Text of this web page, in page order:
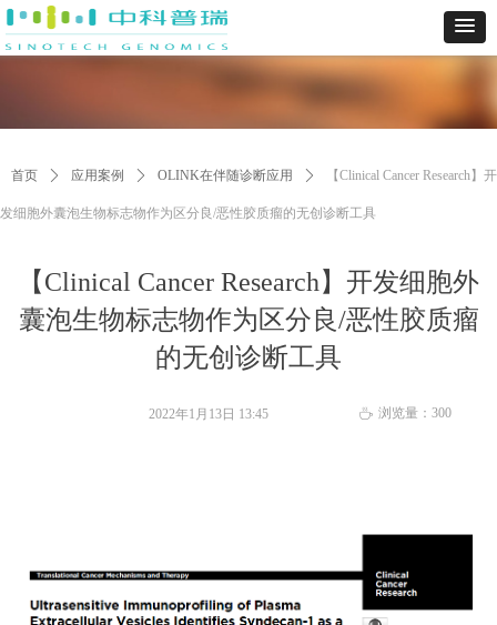
【Clinical Cancer Research】开发细胞外
囊泡生物标志物作为区分良/恶性胶质瘤
的无创诊断工具
首页 ꄲ 应用案例 ꄲ OLINK在伴随诊断应用 ꄲ 【Clinical Cancer Research】开
发细胞外囊泡生物标志物作为区分良/恶性胶质瘤的无创诊断工具
2022年1月13日 13:45 ꄘ 浏览量： 300